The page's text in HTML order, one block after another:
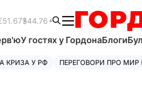
$44.76
У гостях у ГордонаБлоги
КРИЗА У РФ ПЕРЕГОВОРИ ПРО МИР